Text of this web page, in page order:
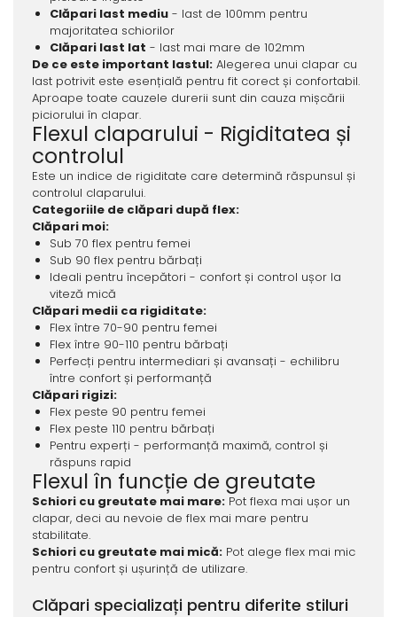
Clăpari last mediu- last de 100mm pentru
majoritatea schiorilor
Clăpari last lat - last mai mare de 102mm
De ce este important lastul:Alegerea unui clapar cu
last potrivit este esențială pentru fit corect și confortabil.
Aproape toate cauzele durerii sunt din cauza mișcării
piciorului în clapar.
Flexul claparului - Rigiditatea și
controlul
Este un indice de rigiditate care determină răspunsul și
controlul claparului.
Categoriile de clăpari după flex:
Clăpari moi:
Sub 70 flex pentru femei
Sub 90 flex pentru bărbați
Ideali pentru începători - confort și control ușor la
viteză mică
Clăpari medii ca rigiditate:
Flex între 70-90 pentru femei
Flex între 90-110 pentru bărbați
Perfecți pentru intermediari și avansați - echilibru
între confort și performanță
Clăpari rigizi:
Flex peste 90 pentru femei
Flex peste 110 pentru bărbați
Pentru experți - performanță maximă, control și
răspuns rapid
Flexul în funcție de greutate
Schiori cu greutate mai mare:Pot flexa mai ușor un
clapar, deci au nevoie de flex mai mare pentru
stabilitate.
Schiori cu greutate mai mică:Pot alege flex mai mic
pentru confort și ușurință de utilizare.
Clăpari specializați pentru diferite stiluri